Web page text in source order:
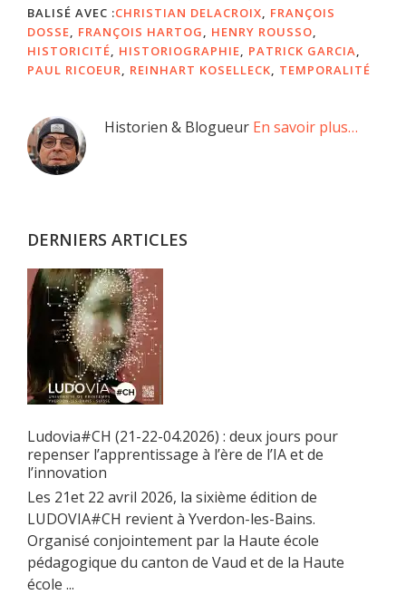
BALISÉ AVEC :CHRISTIAN DELACROIX
FRANÇOIS
DOSSE
FRANÇOIS HARTOG HENRY ROUSSO
HISTORICITÉ
HISTORIOGRAPHIE PATRICK GARCIA
PAUL RICOEUR
REINHART KOSELLECK TEMPORALITÉ
Barre
latérale
Historien & Blogueur En savoir plus…
DERNIERS ARTICLES
Ludovia#CH (21-22-04.2026) : deux jours pour
repenser l’apprentissage à l’ère de l’IA et de
l’innovation
Les 21et 22 avril 2026, la sixième édition de
LUDOVIA#CH revient à Yverdon-les-Bains.
Organisé conjointement par la Haute école
pédagogique du canton de Vaud et de la Haute
école ...